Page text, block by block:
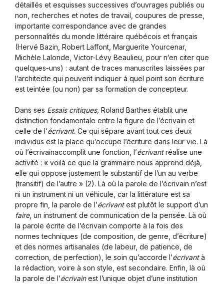
détaillés et esquisses successives d’ouvrages publiés ou
non, recherches et notes de travail, coupures de presse,
importante correspondance avec de grandes
personnalités du monde littéraire québécois et français
(Hervé Bazin, Robert Laffont, Marguerite Yourcenar,
Michèle Lalonde, Victor-Lévy Beaulieu, pour n’en citer que
quelques-uns) : autant de traces manuscrites laissées par
l’architecte qui peuvent indiquer à quel point son écriture
est teintée (ou non) par sa formation de concepteur.
Dans ses Essais critiques, Roland Barthes établit une
distinction fondamentale entre la figure de l’écrivain et
celle de l’écrivant. Ce qui sépare avant tout ces deux
individus est la place qu’occupe l’écriture dans leur vie. Là
où l’écrivainaccomplit une fonction, l’écrivantréalise une
activité : « voilà ce que la grammaire nous apprend déjà,
elle qui oppose justement le substantif de l’un au verbe
(transitif) de l’autre » (2). Là où la parole de l’écrivain n’est
ni un instrument ni un véhicule, car la littérature est sa
propre fin, la parole de l’écrivantest plutôt le support d’un
faire, un instrument de communication de la pensée. Là où
la parole écrite de l’écrivain comporte à la fois des
normes techniques (de composition, de genre, d’écriture)
et des normes artisanales (de labeur, de patience, de
correction, de perfection), le soin qu’accorde l’écrivantà
la rédaction, voire à son style, est secondaire. Enfin, là où
la parole de l’écrivainest l’unique objet d’une institution